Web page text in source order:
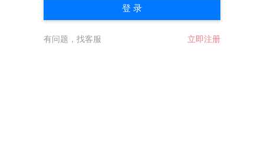
登 录
有问题，找客服 立即注册